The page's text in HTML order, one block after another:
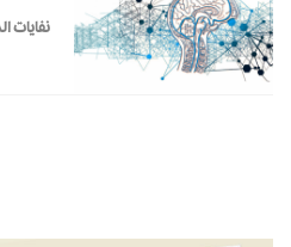
نفايات